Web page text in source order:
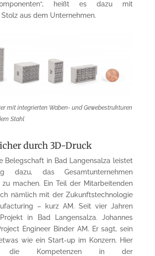
heißt es dazu mit
aus dem Unternehmen.
mit integrierten Waben- und Gewebestrukturen
Stahl
durch 3D-Druck
Belegschaft in Bad Langensalza leistet
dazu, das Gesamtunternehmen
machen. Ein Teil der Mitarbeitenden
nämlich mit der Zukunftstechnologie
– kurz AM. Seit vier Jahren
in Bad Langensalza. Johannes
Engineer Binder AM. Er sagt, sein
wie ein Start-up im Konzern. Hier
die Kompetenzen in der